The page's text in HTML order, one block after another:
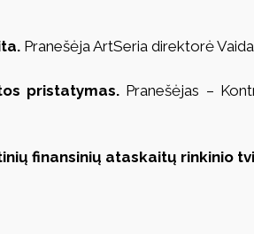
Pranešėja ArtSeria direktorė
pristatymas. Pranešėjas –
finansinių ataskaitų rinkinio